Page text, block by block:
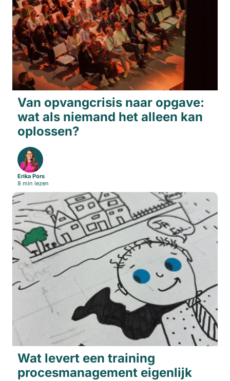
Van opvangcrisis naar opgave:
wat als niemand het alleen kan
oplossen?
Erika Pors
8 min lezen
Wat levert een training
procesmanagement eigenlijk